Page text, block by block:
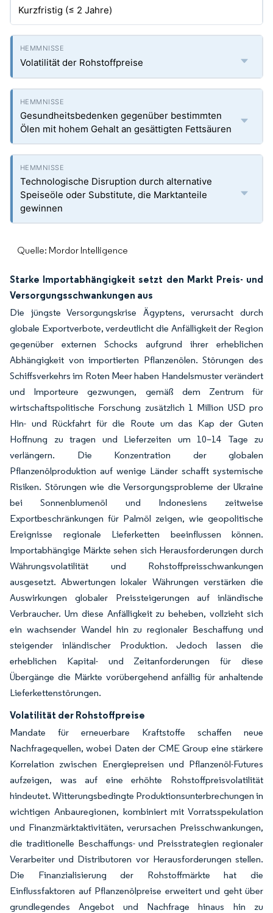
Kurzfristig (≤ 2 Jahre)
Volatilität der Rohstoffpreise
Gesundheitsbedenken gegenüber bestimmten
Ölen mit hohem Gehalt an gesättigten Fettsäuren
Technologische Disruption durch alternative
Speiseöle oder Substitute, die Marktanteile
gewinnen
Quelle: Mordor Intelligence
Starke Importabhängigkeit setzt den Markt Preis- und
Versorgungsschwankungen aus
Die jüngste Versorgungskrise Ägyptens, verursacht durch
globale Exportverbote, verdeutlicht die Anfälligkeit der Region
gegenüber externen Schocks aufgrund ihrer erheblichen
Abhängigkeit von importierten Pflanzenölen. Störungen des
Schiffsverkehrs im Roten Meer haben Handelsmuster verändert
und Importeure gezwungen, gemäß dem Zentrum für
wirtschaftspolitische Forschung zusätzlich 1 Million USD pro
Hin- und Rückfahrt für die Route um das Kap der Guten
Hoffnung zu tragen und Lieferzeiten um 10–14 Tage zu
verlängern. Die Konzentration der globalen
Pflanzenölproduktion auf wenige Länder schafft systemische
Risiken. Störungen wie die Versorgungsprobleme der Ukraine
bei Sonnenblumenöl und Indonesiens zeitweise
Exportbeschränkungen für Palmöl zeigen, wie geopolitische
Ereignisse regionale Lieferketten beeinflussen können.
Importabhängige Märkte sehen sich Herausforderungen durch
Währungsvolatilität und Rohstoffpreisschwankungen
ausgesetzt. Abwertungen lokaler Währungen verstärken die
Auswirkungen globaler Preissteigerungen auf inländische
Verbraucher. Um diese Anfälligkeit zu beheben, vollzieht sich
ein wachsender Wandel hin zu regionaler Beschaffung und
steigender inländischer Produktion. Jedoch lassen die
erheblichen Kapital- und Zeitanforderungen für diese
Übergänge die Märkte vorübergehend anfällig für anhaltende
Lieferkettenstörungen.
Volatilität der Rohstoffpreise
Mandate für erneuerbare Kraftstoffe schaffen neue
Nachfragequellen, wobei Daten der CME Group eine stärkere
Korrelation zwischen Energiepreisen und Pflanzenöl-Futures
aufzeigen, was auf eine erhöhte Rohstoffpreisvolatilität
hindeutet. Witterungsbedingte Produktionsunterbrechungen in
wichtigen Anbauregionen, kombiniert mit Vorratsspekulation
und Finanzmärkt­aktivitäten, verursachen Preisschwankungen,
die traditionelle Beschaffungs- und Preisstrategien regionaler
Verarbeiter und Distributoren vor Herausforderungen stellen.
Die Finanzialisierung der Rohstoffmärkte hat die
Einflussfaktoren auf Pflanzenölpreise erweitert und geht über
grundlegendes Angebot und Nachfrage hinaus hin zu